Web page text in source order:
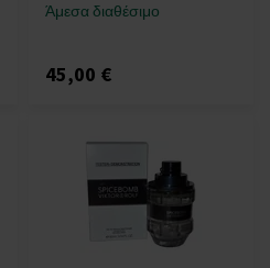
Άμεσα διαθέσιμο
45,00 €